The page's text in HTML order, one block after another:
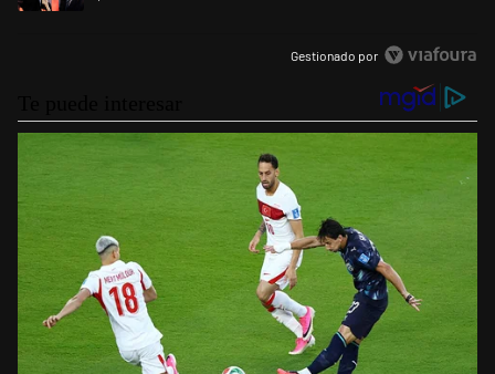
Gestionado por